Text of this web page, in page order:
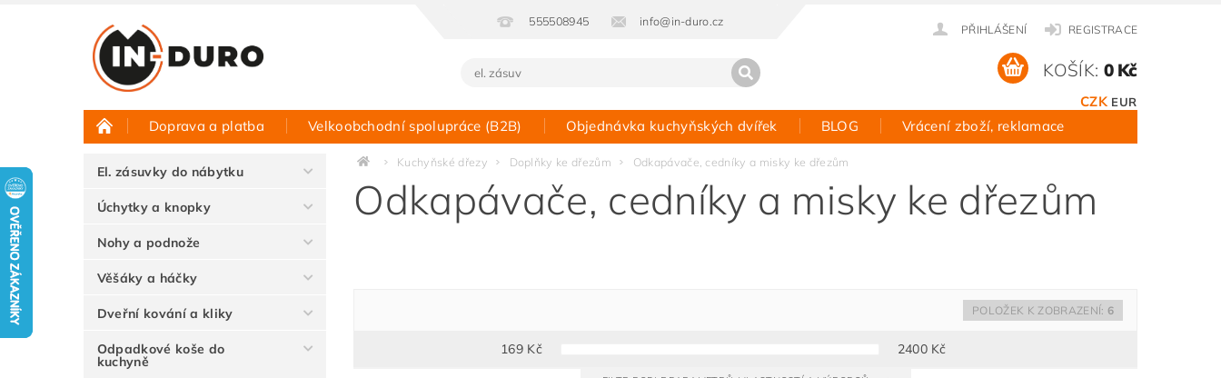
555508945 info@in-duro.cz
PŘIHLÁŠENÍ REGISTRACE
CZK EUR
KOŠÍK: 0 Kč
Doprava a platba Velkoobchodní spolupráce (B2B) Objednávka kuchyňských dvířek BLOG Vrácení zboží, reklamace
Půjčovna vzorků Hodnocení obchodu Kontakt
El. zásuvky do nábytku
Úchytky a knopky
Nohy a podnože
Věšáky a háčky
Dveřní kování a kliky
Odpadkové koše do
kuchyně
Kuchyňské dřezy Doplňky ke dřezům Odkapávače, cedníky a misky ke dřezům
Odkapávače, cedníky a misky ke dřezům
169 Kč 2400Kč
POLOŽEK K ZOBRAZENÍ: 6